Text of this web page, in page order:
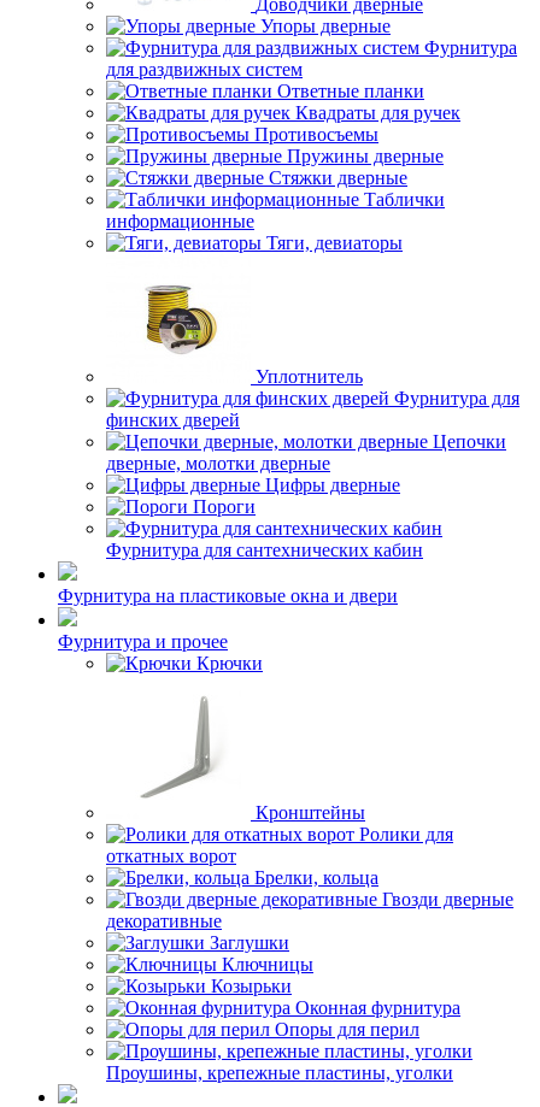
Доводчики дверные
Упоры дверные
Фурнитура
для раздвижных систем
Ответные планки
Квадраты для ручек
Противосъемы
Пружины дверные
Стяжки дверные
Таблички
информационные
Тяги, девиаторы
Уплотнитель
Фурнитура для
финских дверей
Цепочки
дверные, молотки дверные
Цифры дверные
Пороги
Фурнитура для сантехнических кабин
Фурнитура на пластиковые окна и двери
Фурнитура и прочее
Крючки
Кронштейны
Ролики для
откатных ворот
Брелки, кольца
Гвозди дверные
декоративные
Заглушки
Ключницы
Козырьки
Оконная фурнитура
Опоры для перил
Проушины, крепежные пластины, уголки